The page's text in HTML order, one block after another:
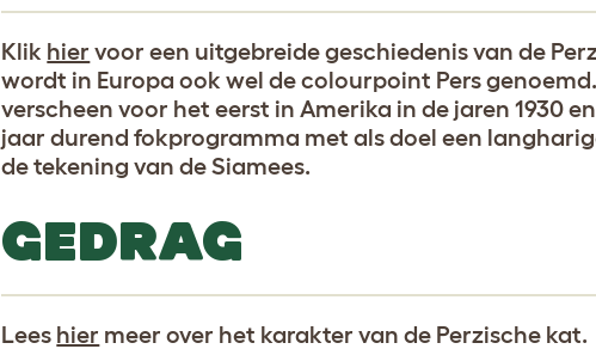
Klik hier voor een uitgebreide geschiedenis van de
wordt in Europa ook wel de colourpoint Pers
verscheen voor het eerst in Amerika in de jaren 1930
jaar durend fokprogramma met als doel een
de tekening van de Siamees.
GEDRAG
Lees hier meer over het karakter van de Perzische kat.